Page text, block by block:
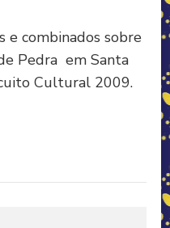
e combinados sobre
Pedra em Santa
Cultural 2009.